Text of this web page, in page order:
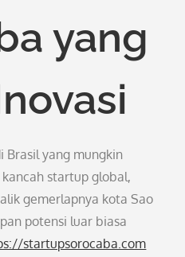
yang
Brasil yang mungkin
startup global,
gemerlapnya kota Sao
potensi luar biasa
startupsorocaba.com